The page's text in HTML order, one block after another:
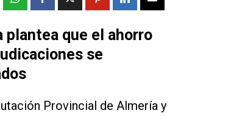
plantea que el ahorro
se
Provincial de Almería y